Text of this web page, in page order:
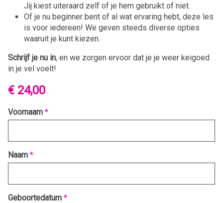
Jij kiest uiteraard zelf of je hem gebruikt of niet.
Of je nu beginner bent of al wat ervaring hebt, deze les
is voor iedereen! We geven steeds diverse opties
waaruit je kunt kiezen.
Schrijf je nu in, en we zorgen ervoor dat je je weer keigoed
in je vel voelt!
€ 24,00
Voornaam *
Naam *
Geboortedatum *